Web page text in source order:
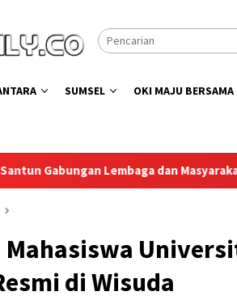
SUMSEL OKI MAJU BERSAMA
Muba Bersatu Lapas
Mahasiswa
di Wisuda